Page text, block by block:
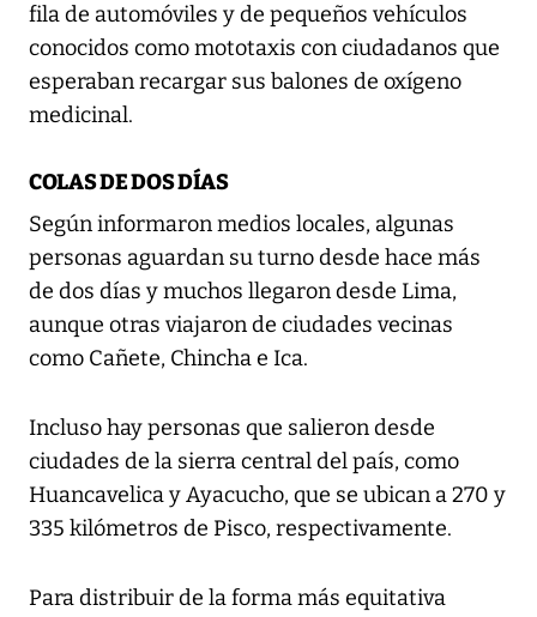
fila de automóviles y de pequeños vehículos
conocidos como mototaxis con ciudadanos que
esperaban recargar sus balones de oxígeno
medicinal.
COLAS DE DOS DÍAS
Según informaron medios locales, algunas
personas aguardan su turno desde hace más
de dos días y muchos llegaron desde Lima,
aunque otras viajaron de ciudades vecinas
como Cañete, Chincha e Ica.
Incluso hay personas que salieron desde
ciudades de la sierra central del país, como
Huancavelica y Ayacucho, que se ubican a 270 y
335 kilómetros de Pisco, respectivamente.
Para distribuir de la forma más equitativa